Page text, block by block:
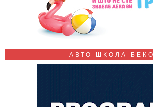
АВТО ШКОЛА БЕКО